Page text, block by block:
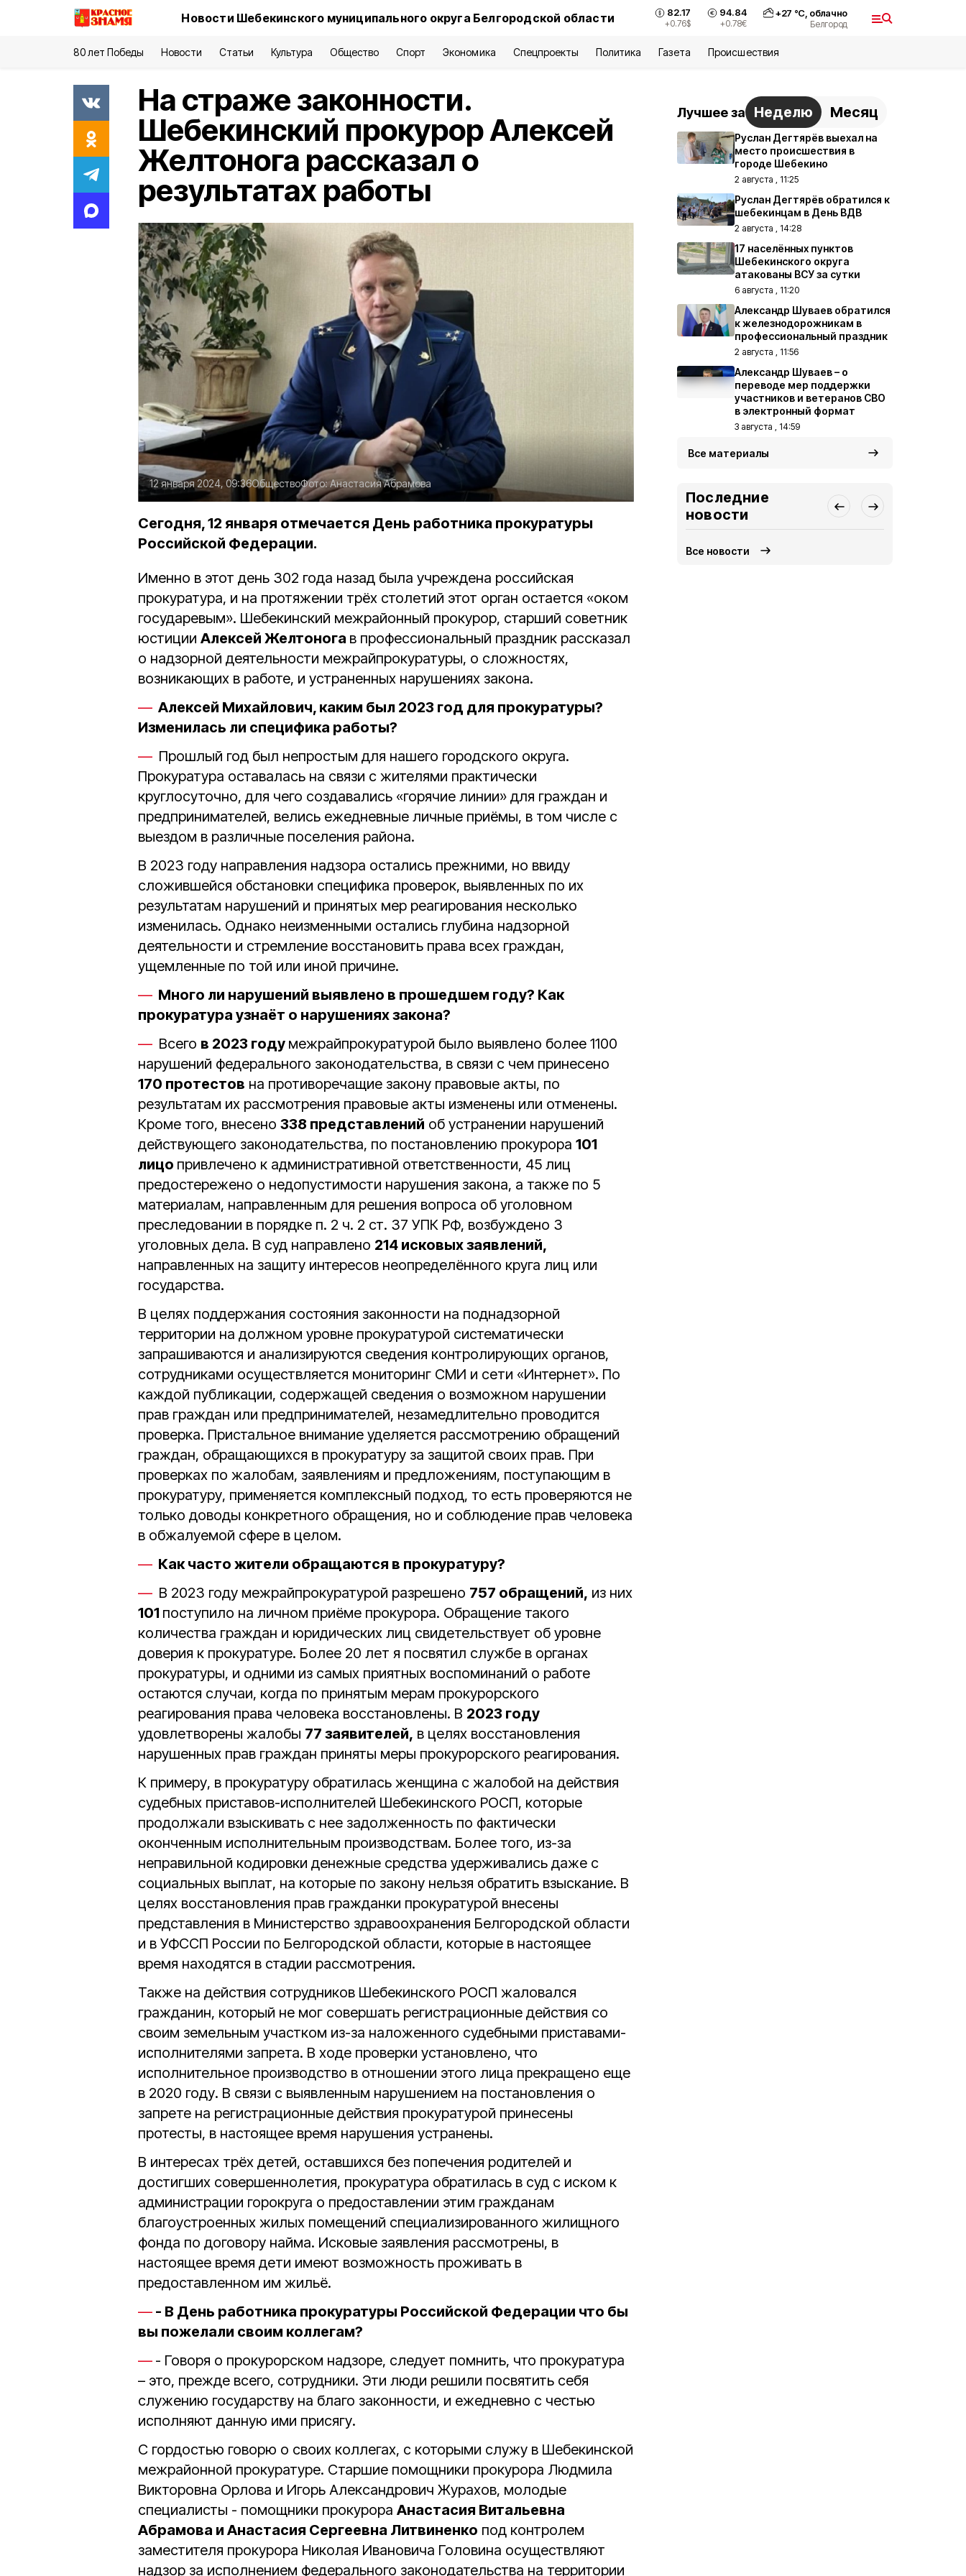
Новости Шебекинского муниципального округа Белгородской области 82.17
+0.76$
94.84
+0.78€
+27 °С, облачно
Белгород
80 лет Победы Новости Статьи Культура Общество Спорт Экономика Спецпроекты Политика Газета Происшествия
На страже законности.
Шебекинский прокурор Алексей
Желтонога рассказал о
результатах работы
12 января 2024, 09:36ОбществоФото:Анастасия Абрамова
Сегодня, 12 января отмечается День работника прокуратуры
Российской Федерации.
Именно в этот день 302 года назад была учреждена российская
прокуратура, и на протяжении трёх столетий этот орган остается «оком
государевым». Шебекинский межрайонный прокурор, старший советник
юстиции Алексей Желтонога в профессиональный праздник рассказал
о надзорной деятельности межрайпрокуратуры, о сложностях,
возникающих в работе, и устраненных нарушениях закона.
Алексей Михайлович, каким был 2023 год для прокуратуры?
Изменилась ли специфика работы?
Прошлый год был непростым для нашего городского округа.
Прокуратура оставалась на связи с жителями практически
круглосуточно, для чего создавались «горячие линии» для граждан и
предпринимателей, велись ежедневные личные приёмы, в том числе с
выездом в различные поселения района.
В 2023 году направления надзора остались прежними, но ввиду
сложившейся обстановки специфика проверок, выявленных по их
результатам нарушений и принятых мер реагирования несколько
изменилась. Однако неизменными остались глубина надзорной
деятельности и стремление восстановить права всех граждан,
ущемленные по той или иной причине.
Много ли нарушений выявлено в прошедшем году? Как
прокуратура узнаёт о нарушениях закона?
Всего в 2023 году межрайпрокуратурой было выявлено более 1100
нарушений федерального законодательства, в связи с чем принесено
170 протестов на противоречащие закону правовые акты, по
результатам их рассмотрения правовые акты изменены или отменены.
Кроме того, внесено 338 представлений об устранении нарушений
действующего законодательства, по постановлению прокурора 101
лицо привлечено к административной ответственности, 45 лиц
предостережено о недопустимости нарушения закона, а также по 5
материалам, направленным для решения вопроса об уголовном
преследовании в порядке п. 2 ч. 2 ст. 37 УПК РФ, возбуждено 3
уголовных дела. В суд направлено 214 исковых заявлений,
направленных на защиту интересов неопределённого круга лиц или
государства.
В целях поддержания состояния законности на поднадзорной
территории на должном уровне прокуратурой систематически
запрашиваются и анализируются сведения контролирующих органов,
сотрудниками осуществляется мониторинг СМИ и сети «Интернет». По
каждой публикации, содержащей сведения о возможном нарушении
прав граждан или предпринимателей, незамедлительно проводится
проверка. Пристальное внимание уделяется рассмотрению обращений
граждан, обращающихся в прокуратуру за защитой своих прав. При
проверках по жалобам, заявлениям и предложениям, поступающим в
прокуратуру, применяется комплексный подход, то есть проверяются не
только доводы конкретного обращения, но и соблюдение прав человека
в обжалуемой сфере в целом.
Как часто жители обращаются в прокуратуру?
В 2023 году межрайпрокуратурой разрешено 757 обращений, из них
101 поступило на личном приёме прокурора. Обращение такого
количества граждан и юридических лиц свидетельствует об уровне
доверия к прокуратуре. Более 20 лет я посвятил службе в органах
прокуратуры, и одними из самых приятных воспоминаний о работе
остаются случаи, когда по принятым мерам прокурорского
реагирования права человека восстановлены. В 2023 году
удовлетворены жалобы 77 заявителей, в целях восстановления
нарушенных прав граждан приняты меры прокурорского реагирования.
К примеру, в прокуратуру обратилась женщина с жалобой на действия
судебных приставов-исполнителей Шебекинского РОСП, которые
продолжали взыскивать с нее задолженность по фактически
оконченным исполнительным производствам. Более того, из-за
неправильной кодировки денежные средства удерживались даже с
социальных выплат, на которые по закону нельзя обратить взыскание. В
целях восстановления прав гражданки прокуратурой внесены
представления в Министерство здравоохранения Белгородской области
и в УФССП России по Белгородской области, которые в настоящее
время находятся в стадии рассмотрения.
Также на действия сотрудников Шебекинского РОСП жаловался
гражданин, который не мог совершать регистрационные действия со
своим земельным участком из-за наложенного судебными приставами-
исполнителями запрета. В ходе проверки установлено, что
исполнительное производство в отношении этого лица прекращено еще
в 2020 году. В связи с выявленным нарушением на постановления о
запрете на регистрационные действия прокуратурой принесены
протесты, в настоящее время нарушения устранены.
В интересах трёх детей, оставшихся без попечения родителей и
достигших совершеннолетия, прокуратура обратилась в суд с иском к
администрации горокруга о предоставлении этим гражданам
благоустроенных жилых помещений специализированного жилищного
фонда по договору найма. Исковые заявления рассмотрены, в
настоящее время дети имеют возможность проживать в
предоставленном им жильё.
- В День работника прокуратуры Российской Федерации что бы
вы пожелали своим коллегам?
- Говоря о прокурорском надзоре, следует помнить, что прокуратура
– это, прежде всего, сотрудники. Эти люди решили посвятить себя
служению государству на благо законности, и ежедневно с честью
исполняют данную ими присягу.
С гордостью говорю о своих коллегах, с которыми служу в Шебекинской
межрайонной прокуратуре. Старшие помощники прокурора Людмила
Викторовна Орлова и Игорь Александрович Журахов, молодые
специалисты - помощники прокурора Анастасия Витальевна
Абрамова и Анастасия Сергеевна Литвиненко под контролем
заместителя прокурора Николая Ивановича Головина осуществляют
надзор за исполнением федерального законодательства на территории
Лучшее за Неделю Месяц
Руслан Дегтярёв выехал на
место происшествия в
городе Шебекино
2 августа , 11:25
Руслан Дегтярёв обратился к
шебекинцам в День ВДВ
2 августа , 14:28
17 населённых пунктов
Шебекинского округа
атакованы ВСУ за сутки
6 августа , 11:20
Александр Шуваев обратился
к железнодорожникам в
профессиональный праздник
2 августа , 11:56
Александр Шуваев – о
переводе мер поддержки
участников и ветеранов СВО
в электронный формат
3 августа , 14:59
Все материалы
Последние
новости
Все новости